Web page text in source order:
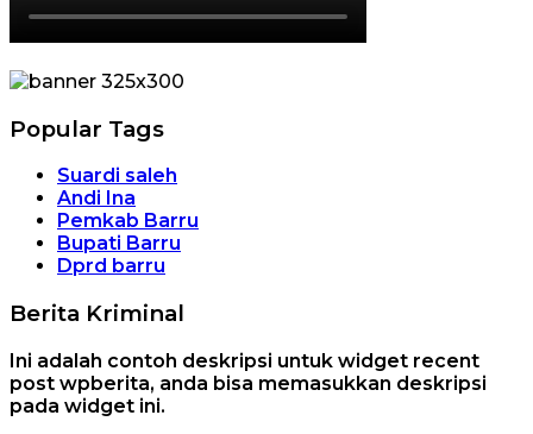
Popular Tags
Suardi saleh
Andi Ina
Pemkab Barru
Bupati Barru
Dprd barru
Berita Kriminal
Ini adalah contoh deskripsi untuk widget recent
post wpberita, anda bisa memasukkan deskripsi
pada widget ini.